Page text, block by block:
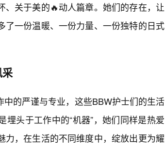
关于美的🔥动人篇章。她们的存在，让
一份温暖、一份力量、一份独特的日式
的严谨与专业，这些BBW护士们的生活
头于工作中的“机器”，她们同样是热爱
，在生活的不同维度中，绽放出更为耀